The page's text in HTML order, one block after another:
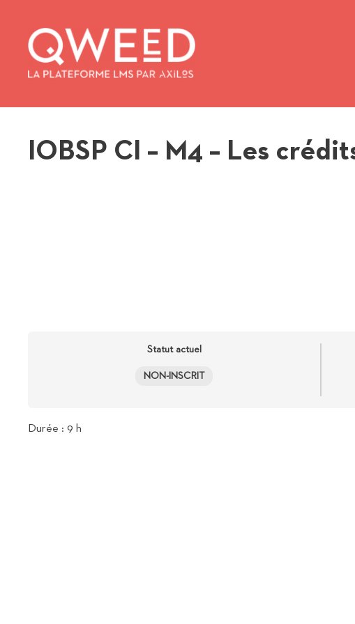
contenu
IOBSP CI – M4 – Les
Statut actuel
NON-INSCRIT
Durée : 9 h